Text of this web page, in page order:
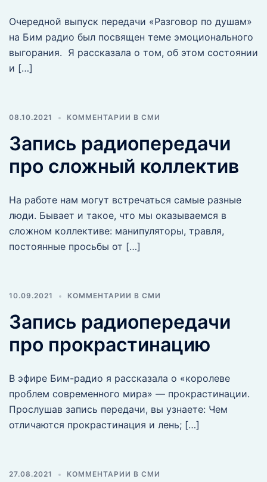
Очередной выпуск передачи «Разговор по душам»
на Бим радио был посвящен теме эмоционального
выгорания. Я рассказала о том, об этом состоянии
и […]
08.10.2021 КОММЕНТАРИИ В СМИ
Запись радиопередачи
про сложный коллектив
На работе нам могут встречаться самые разные
люди. Бывает и такое, что мы оказываемся в
сложном коллективе: манипуляторы, травля,
постоянные просьбы от […]
10.09.2021 КОММЕНТАРИИ В СМИ
Запись радиопередачи
про прокрастинацию
В эфире Бим-радио я рассказала о «королеве
проблем современного мира» — прокрастинации.
Прослушав запись передачи, вы узнаете: Чем
отличаются прокрастинация и лень; […]
27.08.2021 КОММЕНТАРИИ В СМИ